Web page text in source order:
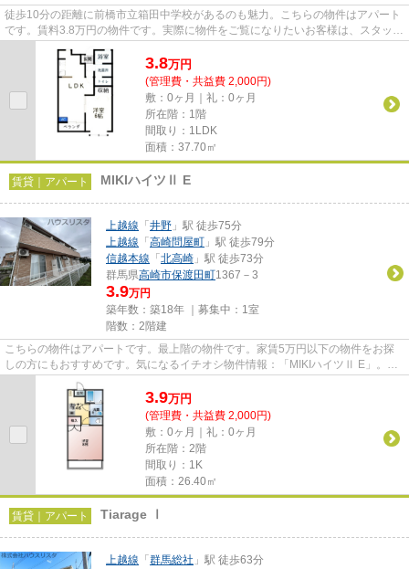
徒歩10分の距離に前橋市立箱田中学校があるのも魅力。こちらの物件はアパート
です。賃料3.8万円の物件です。実際に物件をご覧になりたいお客様は、スタッフ
までご連絡ください。ご希望...
3.8万円
(管理費・共益費 2,000円)
敷：0ヶ月｜礼：0ヶ月
所在階：1階
間取り：1LDK
面積：37.70㎡
賃貸｜アパート MIKIハイツⅡ E
上越線 「 井野 」駅 徒歩75分
上越線 「 高崎問屋町 」駅 徒歩79分
信越本線 「 北高崎 」駅 徒歩73分
群馬県高崎市保渡田町1367－3
3.9万円
築年数：築18年 ｜募集中： 1室
階数：2階建
こちらの物件はアパートです。最上階の物件です。家賃5万円以下の物件をお探
しの方にもおすすめです。気になるイチオシ物件情報：「MIKIハイツⅡ E」。高
崎市エリアにある賃貸情報のこ...
3.9万円
(管理費・共益費 2,000円)
敷：0ヶ月｜礼：0ヶ月
所在階：2階
間取り：1K
面積：26.40㎡
賃貸｜アパート Tiarage Ⅰ
上越線 「 群馬総社 」駅 徒歩63分